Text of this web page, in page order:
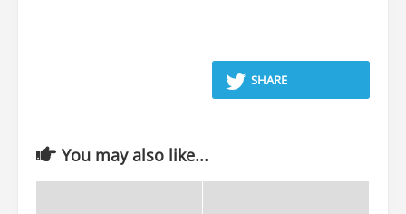
SHARE
You may also like...